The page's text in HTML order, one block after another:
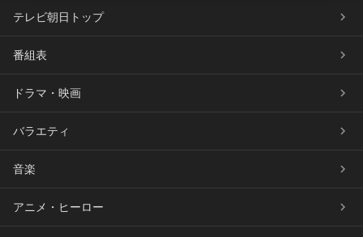
テレビ朝日トップ
番組表
ドラマ・映画
バラエティ
音楽
アニメ・ヒーロー